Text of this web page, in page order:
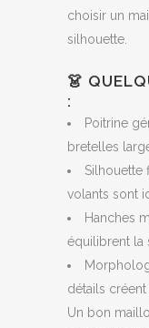
choisir un
silhouette.
👗
:
Poitrine
bretelles
Silhouette
volants sont
Hanches
équilibrent la
détails
Un bon